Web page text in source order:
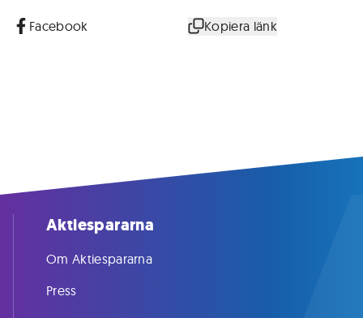
Facebook Kopiera länk
Aktiespararna
Om Aktiespararna
Press